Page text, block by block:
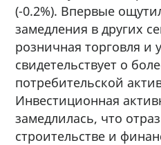
(-0.2%). Впервые
замедления в других
розничная торговля и
свидетельствует о
потребительской
Инвестиционная
замедлилась, что
строительстве и